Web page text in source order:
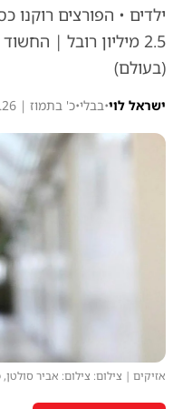
ילדים • הפורצים רוקנו
2.5 מיליון רובל |
(בעולם)
ישראל לוי•בבלי•כ' בתמוז | 05.07.26 16:38
אזיקים | צילום: צילום: אביר סולטן,